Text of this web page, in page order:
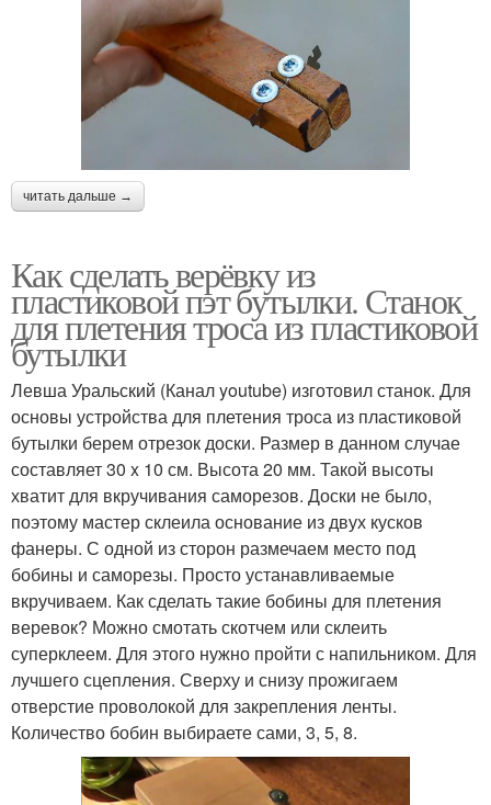
читать дальше →
Как сделать верёвку из
пластиковой пэт бутылки. Станок
для плетения троса из пластиковой
бутылки
Левша Уральский (Канал youtube) изготовил станок. Для
основы устройства для плетения троса из пластиковой
бутылки берем отрезок доски. Размер в данном случае
составляет 30 x 10 см. Высота 20 мм. Такой высоты
хватит для вкручивания саморезов. Доски не было,
поэтому мастер склеила основание из двух кусков
фанеры. С одной из сторон размечаем место под
бобины и саморезы. Просто устанавливаемые
вкручиваем. Как сделать такие бобины для плетения
веревок? Можно смотать скотчем или склеить
суперклеем. Для этого нужно пройти с напильником. Для
лучшего сцепления. Сверху и снизу прожигаем
отверстие проволокой для закрепления ленты.
Количество бобин выбираете сами, 3, 5, 8.